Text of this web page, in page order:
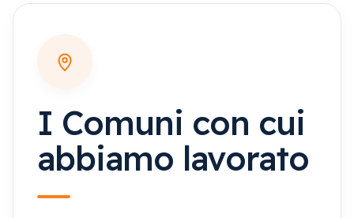
I Comuni con cui
abbiamo lavorato